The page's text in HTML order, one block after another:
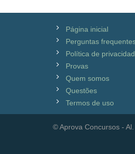
Página inicial
Perguntas
Política de
Provas
Quem somos
Questões
Termos de uso
© Aprova Concursos -